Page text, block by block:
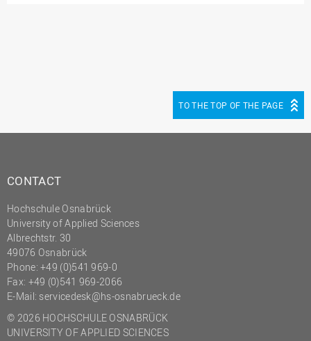
Studierendensekretariat
Transfer- und
TO THE TOP OF THE PAGE
CONTACT
Hochschule Osnabrück
University of Applied Sciences
Albrechtstr. 30
49076 Osnabrück
Phone: +49 (0)541 969-0
Fax: +49 (0)541 969-2066
E-Mail: servicedesk@hs-osnabrueck.de
© 2026 HOCHSCHULE OSNABRÜCK
UNIVERSITY OF APPLIED SCIENCES